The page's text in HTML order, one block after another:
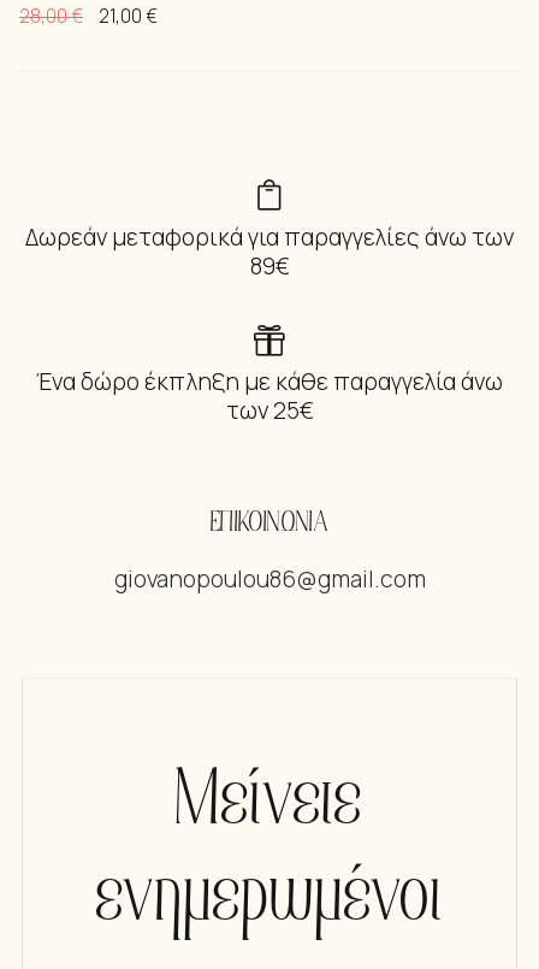
28,00€ 21,00€
Δωρεάν μεταφορικά για παραγγελίες άνω των
89€
Ένα δώρο έκπληξη με κάθε παραγγελία άνω
των 25€
ΕΠΙΚΟΙΝΩΝΙΑ
giovanopoulou86@gmail.com
Μείνετε
ενημερωμένοι